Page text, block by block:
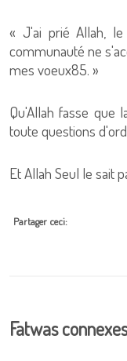
« J'ai prié Allah,
communauté ne
mes voeux85. »
Qu'Allah fasse que
toute questions
Et Allah Seul le sait
Partager ceci:
Fatwas connexes